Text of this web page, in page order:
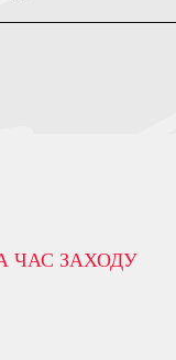
ЧАС ЗАХОДУ